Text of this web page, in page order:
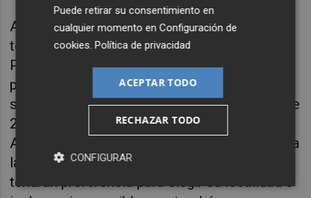
Aproximadamente 10.000 aficionados tienen
todavía en su poder las entradas del Gran
Premio desde el año pasado, ya que optaron
por no solicitar la devolución del importe de
sus entradas correspondientes a la edición de
2020 que debió celebrarse a puerta cerrada.
A la espera de determinar el aforo final junto a
las autoridades sanitarias, estos aficionados
tendrán preferencia para elegir su localidad e
Puede retirar su consentimiento en
cualquier momento enConfiguración de
cookies.Política de privacidad
ACEPTAR TODO
RECHAZAR TODO
CONFIGURAR